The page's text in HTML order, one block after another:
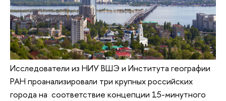
Исследователи из НИУ ВШЭ и Института географии
РАН проанализировали три крупных российских
города на соответствие концепции 15-минутного